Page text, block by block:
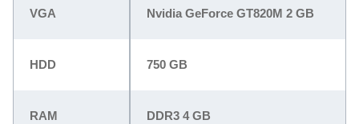
VGA Nvidia GeForce GT820M 2 GB
HDD 750 GB
RAM DDR3 4 GB